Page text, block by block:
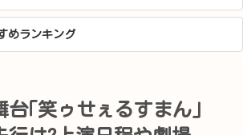
めランキング
台｢笑ゥせぇるすまん｣